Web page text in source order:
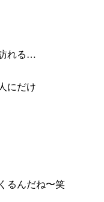
れる…
にだけ
るんだね〜笑